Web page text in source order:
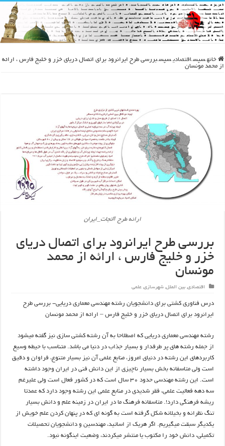
خانه سپس اقتصادی سپس بررسی طرح ایرانرود برای اتصال دریای خزر و خلیج فارس ، ارائه
از محمد مونسان
ارائه طرح #نجات_ایران
بررسی طرح ایرانرود برای اتصال دریای
خزر و خلیج فارس ، ارائه از محمد
مونسان
اقتصادی,بین الملل,شهرسازی,علمی
درس فناوری کشتی برای دانشجویان رشته مهندسی معماری دریایی- بررسی طرح
ایرانرود برای اتصال دریای خزر و خلیج فارس – ارائه از محمد مونسان
رشته مهندسی معماری دریایی که اصطلاحا به آن رشته کشتی سازی نیز گفته میشود
از جمله رشته های پر طرفدار و بسیار جذاب در دنیا می باشد. متناسب با حیطه وسیع
کاربردهای این رشته در دنیای امروز، منابع علمی آن نیز بسیار متنوع، فراوان و دقیق
است ولی متاسفانه بخش بسیار ناچیزی از این دانش فنی در ایران وجود داشته
است. این رشته مهندسی حدود ۳۰ سال است که در کشور فعال است ولی علیرغم
سه دهه فعالیت علمی، فقر شدیدی در منابع علمی این رشته وجود دارد که عمدتا
ریشه فرهنگی دارد!. متاسفانه فرهنگ ما در ايران در زمينه علم و دانش بسيار
تنگ ­نظرانه و بخيلانه شکل گرفته است به گونه ­اي که در پنهان کردن علم خويش از
يکديگر سبقت مي­گيريم. اگر هریک از اساتید، مهندسین و دانشجویان تحصیلات
تکمیلی، دانش خود را مکتوب یا منتشر میکردند، وضعیت اینگونه نبود.